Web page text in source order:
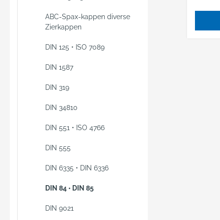
ABC-Spax-kappen diverse
Zierkappen
DIN 125 • ISO 7089
DIN 1587
DIN 319
DIN 34810
DIN 551 • ISO 4766
DIN 555
DIN 6335 • DIN 6336
DIN 84 • DIN 85
DIN 9021